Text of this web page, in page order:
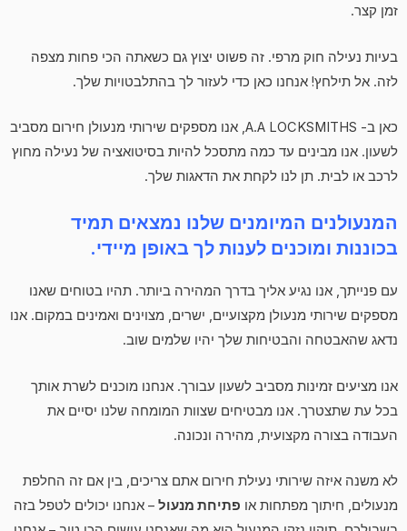
זמן קצר.
בעיות נעילה חוק מרפי. זה פשוט יצוץ גם כשאתה הכי פחות מצפה
לזה. אל תילחץ! אנחנו כאן כדי לעזור לך בהתלבטויות שלך.
כאן ב- A.A LOCKSMITHS, אנו מספקים שירותי מנעולן חירום מסביב
לשעון. אנו מבינים עד כמה מתסכל להיות בסיטואציה של נעילה מחוץ
לרכב או לבית. תן לנו לקחת את הדאגות שלך.
המנעולנים המיומנים שלנו נמצאים תמיד
בכוננות ומוכנים לענות לך באופן מיידי.
עם פנייתך, אנו נגיע אליך בדרך המהירה ביותר. תהיו בטוחים שאנו
מספקים שירותי מנעולן מקצועיים, ישרים, מצוינים ואמינים במקום. אנו
נדאג שהאבטחה והבטיחות שלך יהיו שלמים שוב.
אנו מציעים זמינות מסביב לשעון עבורך. אנחנו מוכנים לשרת אותך
בכל עת שתצטרך. אנו מבטיחים שצוות המומחה שלנו יסיים את
העבודה בצורה מקצועית, מהירה ונכונה.
לא משנה איזה שירותי נעילת חירום אתם צריכים, בין אם זה החלפת
מנעולים, חיתוך מפתחות או פתיחת מנעול – אנחנו יכולים לטפל בזה